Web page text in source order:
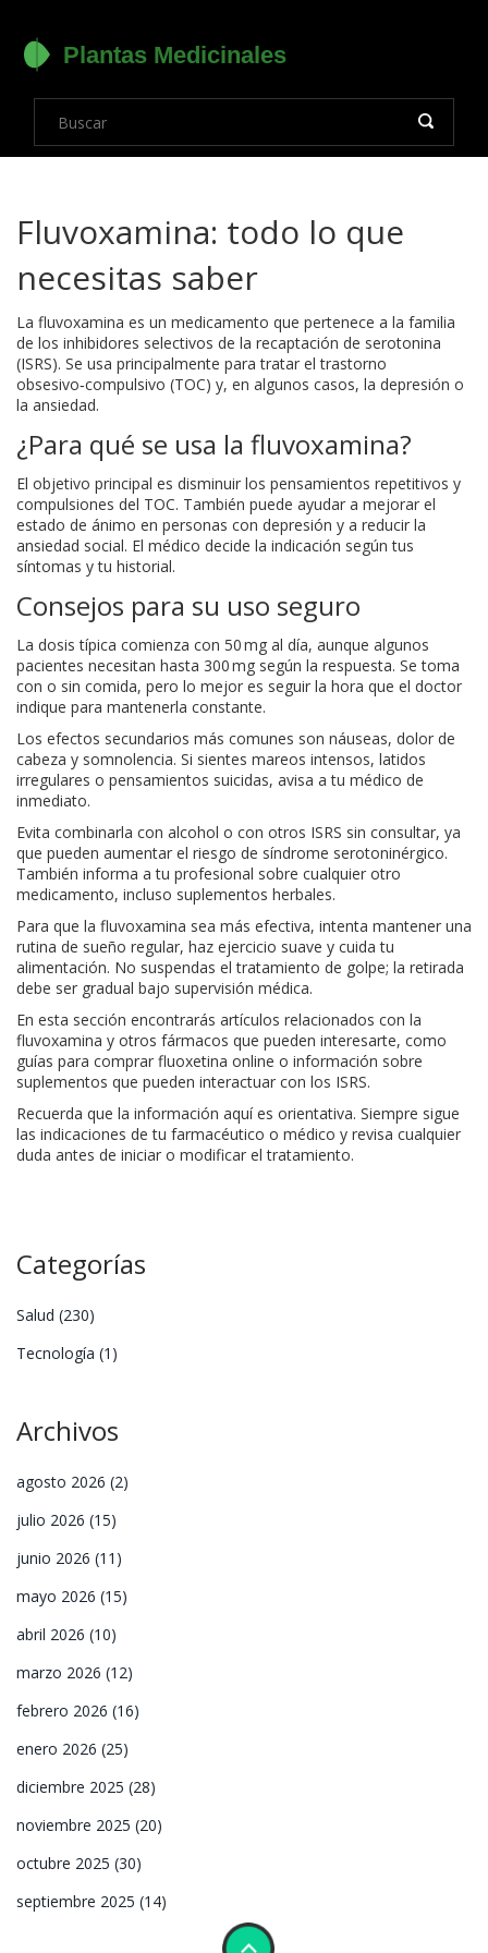
Fluvoxamina: todo lo que
necesitas saber
La fluvoxamina es un medicamento que pertenece a la familia
de los inhibidores selectivos de la recaptación de serotonina
(ISRS). Se usa principalmente para tratar el trastorno
obsesivo‑compulsivo (TOC) y, en algunos casos, la depresión o
la ansiedad.
¿Para qué se usa la fluvoxamina?
El objetivo principal es disminuir los pensamientos repetitivos y
compulsiones del TOC. También puede ayudar a mejorar el
estado de ánimo en personas con depresión y a reducir la
ansiedad social. El médico decide la indicación según tus
síntomas y tu historial.
Consejos para su uso seguro
La dosis típica comienza con 50 mg al día, aunque algunos
pacientes necesitan hasta 300 mg según la respuesta. Se toma
con o sin comida, pero lo mejor es seguir la hora que el doctor
indique para mantenerla constante.
Los efectos secundarios más comunes son náuseas, dolor de
cabeza y somnolencia. Si sientes mareos intensos, latidos
irregulares o pensamientos suicidas, avisa a tu médico de
inmediato.
Evita combinarla con alcohol o con otros ISRS sin consultar, ya
que pueden aumentar el riesgo de síndrome serotoninérgico.
También informa a tu profesional sobre cualquier otro
medicamento, incluso suplementos herbales.
Para que la fluvoxamina sea más efectiva, intenta mantener una
rutina de sueño regular, haz ejercicio suave y cuida tu
alimentación. No suspendas el tratamiento de golpe; la retirada
debe ser gradual bajo supervisión médica.
En esta sección encontrarás artículos relacionados con la
fluvoxamina y otros fármacos que pueden interesarte, como
guías para comprar fluoxetina online o información sobre
suplementos que pueden interactuar con los ISRS.
Recuerda que la información aquí es orientativa. Siempre sigue
las indicaciones de tu farmacéutico o médico y revisa cualquier
duda antes de iniciar o modificar el tratamiento.
Categorías
Salud (230)
Tecnología (1)
Archivos
agosto 2026 (2)
julio 2026 (15)
junio 2026 (11)
mayo 2026 (15)
abril 2026 (10)
marzo 2026 (12)
febrero 2026 (16)
enero 2026 (25)
diciembre 2025 (28)
noviembre 2025 (20)
octubre 2025 (30)
septiembre 2025 (14)